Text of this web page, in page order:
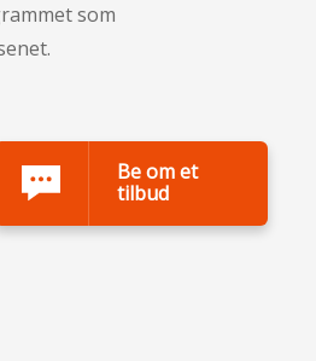
Be om et
tilbud
som